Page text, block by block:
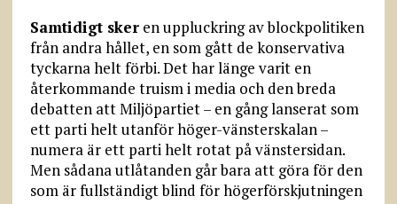
Samtidigt skeren uppluckring av blockpolitiken
från andra hållet, en som gått de konservativa
tyckarna helt förbi. Det har länge varit en
återkommande truism i media och den breda
debatten att Miljöpartiet – en gång lanserat som
ett parti helt utanför höger-vänsterskalan –
numera är ett parti helt rotat på vänstersidan.
Men sådana utlåtanden går bara att göra för den
som är fullständigt blind för högerförskjutningen